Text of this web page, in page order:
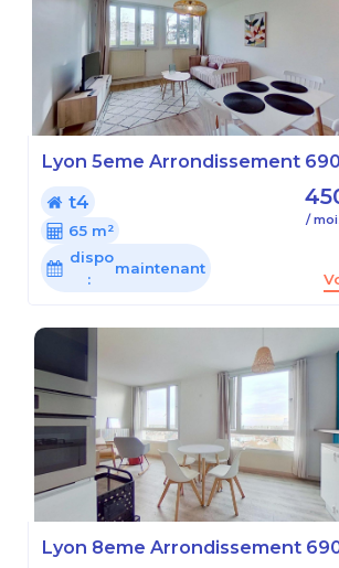
Lyon 5eme Arrondissement
t4
65 m²
dispo
:
maintenant
/
Lyon 8eme Arrondissement